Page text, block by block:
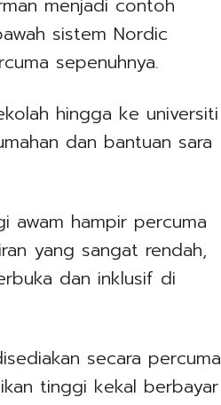
sistem Nordic
sepenuhnya.
hingga ke universiti
dan bantuan sara
awam hampir percuma
yang sangat rendah,
dan inklusif di
secara percuma
tinggi kekal berbayar